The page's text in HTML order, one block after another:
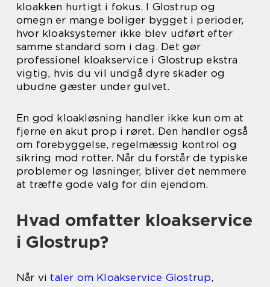
kloakken hurtigt i fokus. I Glostrup og
omegn er mange boliger bygget i perioder,
hvor kloaksystemer ikke blev udført efter
samme standard som i dag. Det gør
professionel kloakservice i Glostrup ekstra
vigtig, hvis du vil undgå dyre skader og
ubudne gæster under gulvet.
En god kloakløsning handler ikke kun om at
fjerne en akut prop i røret. Den handler også
om forebyggelse, regelmæssig kontrol og
sikring mod rotter. Når du forstår de typiske
problemer og løsninger, bliver det nemmere
at træffe gode valg for din ejendom.
Hvad omfatter kloakservice
i Glostrup?
Når vi taler om Kloakservice Glostrup,